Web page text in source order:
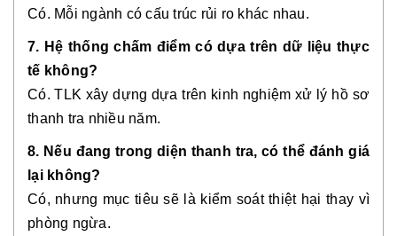
Có. Mỗi ngành có cấu trúc rủi ro khác nhau.
7. Hệ thống chấm điểm có dựa trên dữ liệu thực
tế không?
Có. TLK xây dựng dựa trên kinh nghiệm xử lý hồ sơ
thanh tra nhiều năm.
8. Nếu đang trong diện thanh tra, có thể đánh giá
lại không?
Có, nhưng mục tiêu sẽ là kiểm soát thiệt hại thay vì
phòng ngừa.